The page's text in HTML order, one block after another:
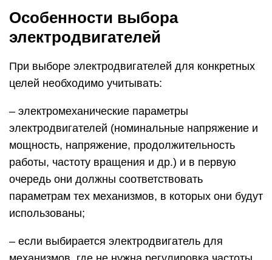
Особенности выбора
электродвигателей
При выборе электродвигателей для конкретных
целей необходимо учитывать:
– электромеханические параметры
электродвигателей (номинальные напряжение и
мощность, напряжение, продолжительность
работы, частоту вращения и др.) и в первую
очередь они должны соответствовать
параметрам тех механизмов, в которых они будут
использованы;
– если выбирается электродвигатель для